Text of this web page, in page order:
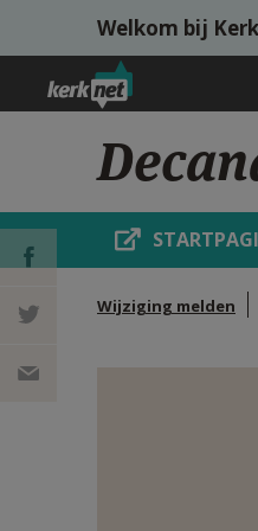
Overslaan en naar de inhoud
Welkom bij
Wijziging melden
DEEL OP
FACEBOOK
DEEL OP